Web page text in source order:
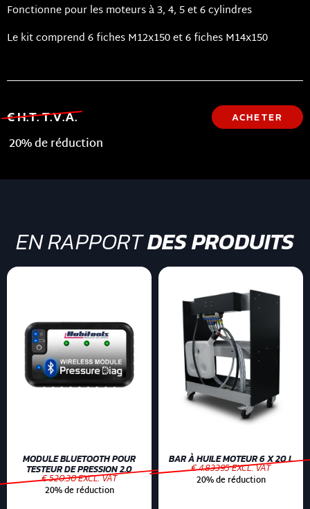
Fonctionne pour les moteurs à 3, 4, 5 et 6 cylindres
Le kit comprend 6 fiches M12x150 et 6 fiches M14x150
€ H.T. T.V.A. ACHETER
20% de réduction
EN RAPPORTDES PRODUITS
MODULE BLUETOOTH POUR
TESTEUR DE PRESSION 2.0
€ 520.30 EXCL. VAT
20% de réduction
BAR À HUILE MOTEUR 6 X 20 L
€ 4.83395 EXCL. VAT
20% de réduction